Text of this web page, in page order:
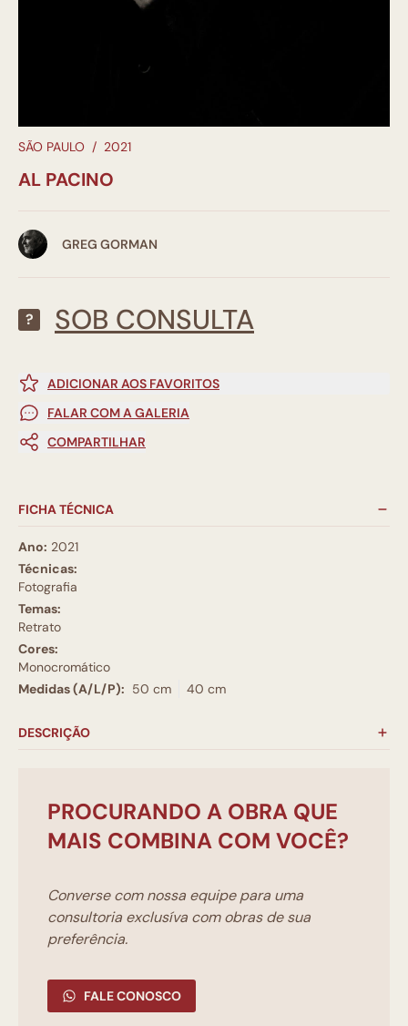
SÃO PAULO / 2021
AL PACINO
GREG GORMAN
? SOB CONSULTA
ADICIONAR AOS FAVORITOS
FALAR COM A GALERIA
COMPARTILHAR
FICHA TÉCNICA
Ano: 2021
Técnicas:
Fotografia
Temas:
Retrato
Cores:
Monocromático
Medidas (A/L/P): 50 cm 40 cm
DESCRIÇÃO
PROCURANDO A OBRA QUE
MAIS COMBINA COM VOCÊ?
Converse com nossa equipe para uma
consultoria exclusíva com obras de sua
preferência.
FALE CONOSCO